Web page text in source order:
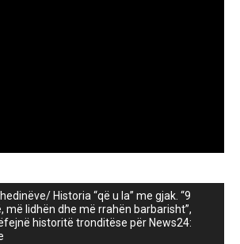
Historia “që u la” me gjak. “9
më lidhën dhe më rrahën barbarisht”,
historitë tronditëse për News24: